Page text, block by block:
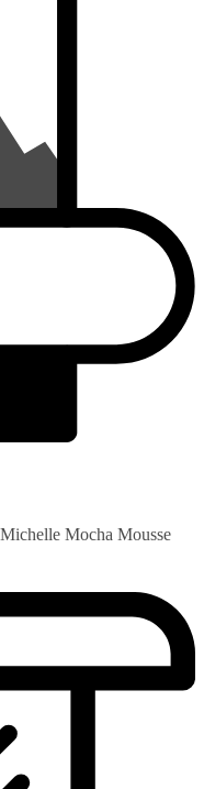
Mocha Mousse